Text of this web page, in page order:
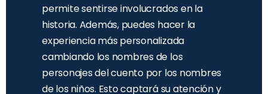
permite sentirse involucrados en la
historia. Además, puedes hacer la
experiencia más personalizada
cambiando los nombres de los
personajes del cuento por los nombres
de los niños. Esto captará su atención y